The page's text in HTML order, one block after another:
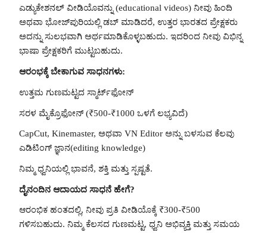
ಎಡ್ಯುಕೇಶನಲ್ ವೀಡಿಯೊವನ್ನು (educational videos) ನೀವು ಹಿಂದಿ
ಅಥವಾ ಭೋಜ್‌ಪುರಿಯಲ್ಲಿ ಡಬ್ ಮಾಡಿದರೆ, ಉತ್ತರ ಭಾರತದ ಪ್ರೇಕ್ಷಕರು
ಅದನ್ನು ಸುಲಭವಾಗಿ ಅರ್ಥಮಾಡಿಕೊಳ್ಳಬಹುದು. ಇದರಿಂದ ನೀವು ವಿಭಿನ್ನ
ಭಾಷಾ ಪ್ರೇಕ್ಷಕರಿಗೆ ಮುಟ್ಟಬಹುದು.
ಆರಂಭಕ್ಕೆ ಬೇಕಾಗುವ ಸಾಧನಗಳು:
ಉತ್ತಮ ಗುಣಮಟ್ಟದ ಸ್ಮಾರ್ಟ್‌ಫೋನ್
ಸರಳ ಮೈಕ್ರೊಫೋನ್ (₹500-₹1000 ಒಳಗೆ ಲಭ್ಯವಿದೆ)
CapCut, Kinemaster, ಅಥವಾ VN Editor ಅನ್ನು ಬಳಸುವ ಕೆಲವು
ಎಡಿಟಿಂಗ್ ಜ್ಞಾನ(editing knowledge)
ನಿಮ್ಮ ಧ್ವನಿಯಲ್ಲಿ ಭಾವನೆ, ಶಕ್ತಿ ಮತ್ತು ಸ್ಪಷ್ಟತೆ.
ದೈನಂದಿನ ಆದಾಯದ ಸಾಧನೆ ಹೇಗೆ?
ಆರಂಭಿಕ ಹಂತದಲ್ಲಿ, ನೀವು ಪ್ರತಿ ವೀಡಿಯೊಕ್ಕೆ ₹300-₹500
ಗಳಿಸಬಹುದು. ನಿಮ್ಮ ಕೆಲಸದ ಗುಣಮಟ್ಟ, ಧ್ವನಿ ಅಭಿವ್ಯಕ್ತಿ ಮತ್ತು ಸಮಯ